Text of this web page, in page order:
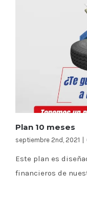
Plan 10 meses
septiembre 2nd, 2021
Este plan es
financieros de